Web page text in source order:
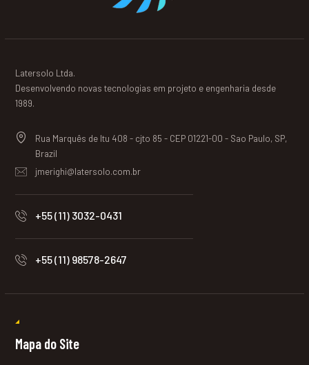
Latersolo Ltda.
Desenvolvendo novas tecnologias em projeto e engenharia desde
1989.
Rua Marquês de Itu 408 - cjto 85 - CEP 01221-00 - Sao Paulo, SP,
Brazil
jmerighi@latersolo.com.br
+55 (11) 3032-0431
+55 (11) 98578-2647
Mapa do Site